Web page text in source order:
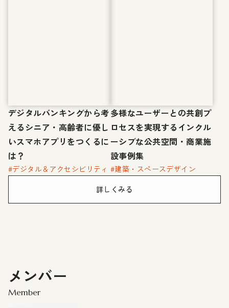
デジタルバンキングから考
えるシニア・高齢者に優し
いスマホアプリをつくるに
は？
#デジタル＆アクセシビリティ
多様なユーザーとの共創プ
ロセスを実現するインクル
ーシブな公共空間・商業施
設事例集
#建築・スペースデザイン
詳しくみる
メンバー
Member